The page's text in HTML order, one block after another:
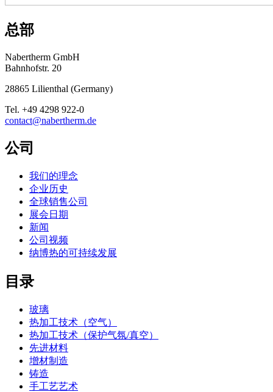
总部
Nabertherm GmbH
Bahnhofstr. 20
28865 Lilienthal (Germany)
Tel. +49 4298 922-0
contact@nabertherm.de
公司
我们的理念
企业历史
全球销售公司
展会日期
新闻
公司视频
纳博热的可持续发展
目录
玻璃
热加工技术（空气）
热加工技术（保护气氛/真空）
先进材料
增材制造
铸造
手工艺艺术